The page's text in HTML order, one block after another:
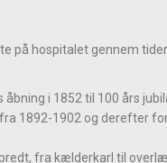
på hospitalet gennem
i 1852 til 100 års
1892-1902 og derefter
fra kælderkarl til